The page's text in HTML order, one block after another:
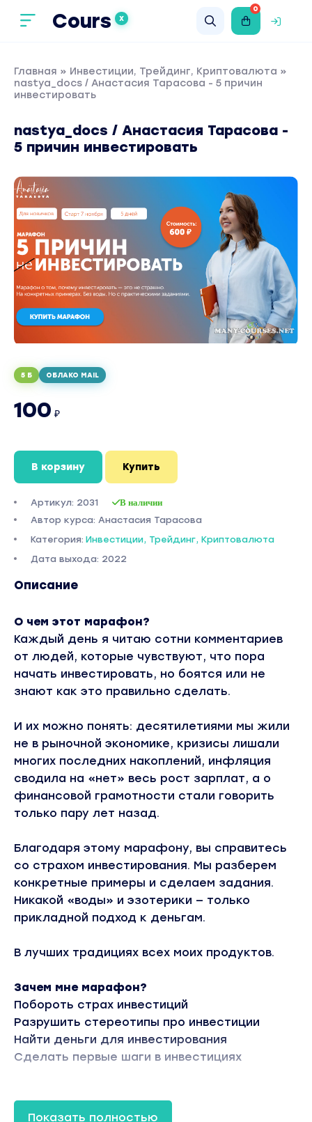
Cours X
0
Главная » Инвестиции, Трейдинг, Криптовалюта »
nastya_docs / Анастасия Тарасова - 5 причин
инвестировать
nastya_docs / Анастасия Тарасова -
5 причин инвестировать
5 Б ОБЛАКО MAIL
100 ₽
В корзину Купить
Артикул: 2031 В наличии
Автор курса: Анастасия Тарасова
Категория: Инвестиции, Трейдинг, Криптовалюта
Дата выхода: 2022
Описание
О чем этот марафон?
Каждый день я читаю сотни комментариев
от людей, которые чувствуют, что пора
начать инвестировать, но боятся или не
знают как это правильно сделать.
И их можно понять: десятилетиями мы жили
не в рыночной экономике, кризисы лишали
многих последних накоплений, инфляция
сводила на «нет» весь рост зарплат, а о
финансовой грамотности стали говорить
только пару лет назад.
Благодаря этому марафону, вы справитесь
со страхом инвестирования. Мы разберем
конкретные примеры и сделаем задания.
Никакой «воды» и эзотерики — только
прикладной подход к деньгам.
В лучших традициях всех моих продуктов.
Зачем мне марафон?
Побороть страх инвестиций
Разрушить стереотипы про инвестиции
Найти деньги для инвестирования
Сделать первые шаги в инвестициях
Показать полностью